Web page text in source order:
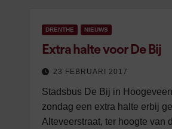
DRENTHE NIEUWS
Extra halte voor De Bij
23 FEBRUARI 2017
Stadsbus De Bij in
zondag een extra halte erbij
Alteveerstraat, ter hoogte van